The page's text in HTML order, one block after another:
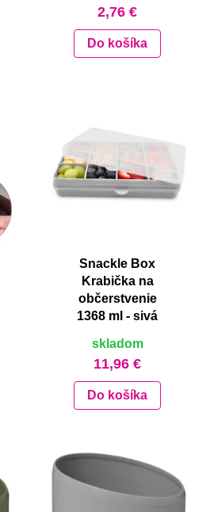
2,76 €
Do košíka
Snackle Box
Krabička na
občerstvenie
1368 ml - sivá
skladom
11,96 €
Do košíka